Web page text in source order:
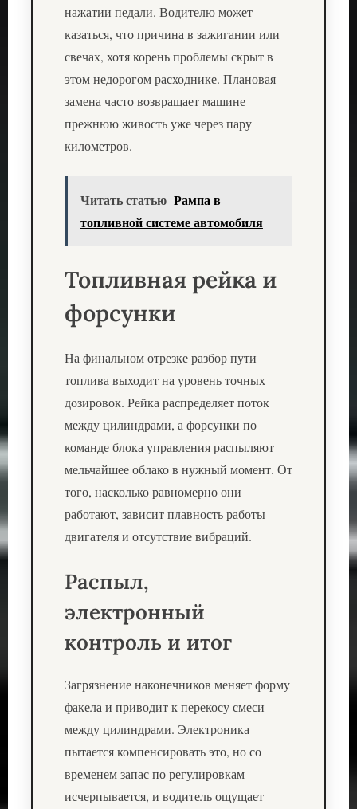
нажатии педали. Водителю может
казаться, что причина в зажигании или
свечах, хотя корень проблемы скрыт в
этом недорогом расходнике. Плановая
замена часто возвращает машине
прежнюю живость уже через пару
километров.
Читать статью Рампа в
топливной системе автомобиля
Топливная рейка и
форсунки
На финальном отрезке разбор пути
топлива выходит на уровень точных
дозировок. Рейка распределяет поток
между цилиндрами, а форсунки по
команде блока управления распыляют
мельчайшее облако в нужный момент. От
того, насколько равномерно они
работают, зависит плавность работы
двигателя и отсутствие вибраций.
Распыл,
электронный
контроль и итог
Загрязнение наконечников меняет форму
факела и приводит к перекосу смеси
между цилиндрами. Электроника
пытается компенсировать это, но со
временем запас по регулировкам
исчерпывается, и водитель ощущает